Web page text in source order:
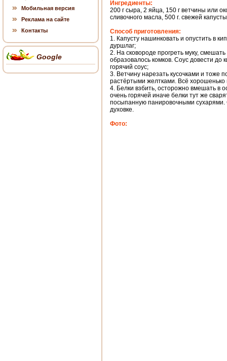
Ингредиенты:
200 г сыра, 2 яйца, 150 г ветчины или
сливочного масла, 500 г. свежей
Способ приготовления:
1. Капусту нашинковать и опустить в
дуршлаг;
2. На сковороде прогреть муку,
образовалось комков. Соус довести
горячий соус;
3. Ветчину нарезать кусочками и тоже
растёртыми желтками. Всё
4. Белки взбить, осторожно вмешать в
очень горячей иначе белки тут же
посыпанную панировочными
духовке.
Фото:
Мобильная версия
Реклама на сайте
Контакты
Google